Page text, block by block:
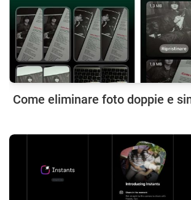
Come eliminare foto doppie e